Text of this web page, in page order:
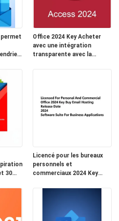
permet
l'IA
Office 2024 Key Acheter
avec une intégration
transparente avec la
mail
30
Licencé pour les bureaux
personnels et
commerciaux 2024 Key
professionnelles